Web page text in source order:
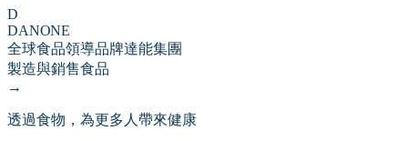
D
DANONE
全球食品領導品牌達能集團
製造與銷售食品
→
透過食物，為更多人帶來健康